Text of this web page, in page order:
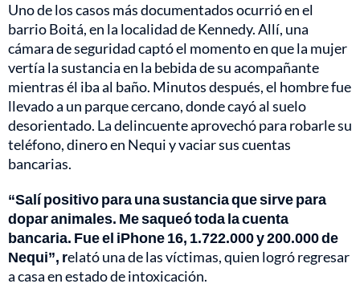
Uno de los casos más documentados ocurrió en el
barrio Boitá, en la localidad de Kennedy. Allí, una
cámara de seguridad captó el momento en que la mujer
vertía la sustancia en la bebida de su acompañante
mientras él iba al baño. Minutos después, el hombre fue
llevado a un parque cercano, donde cayó al suelo
desorientado. La delincuente aprovechó para robarle su
teléfono, dinero en Nequi y vaciar sus cuentas
bancarias.
“Salí positivo para una sustancia que sirve para
dopar animales. Me saqueó toda la cuenta
bancaria. Fue el iPhone 16, 1.722.000 y 200.000 de
Nequi”, relató una de las víctimas, quien logró regresar
a casa en estado de intoxicación.